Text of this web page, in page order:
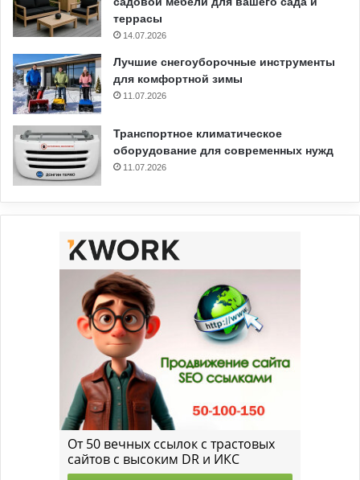
террасы
14.07.2026
Лучшие снегоуборочные инструменты
для комфортной зимы
11.07.2026
Транспортное климатическое
оборудование для современных нужд
11.07.2026